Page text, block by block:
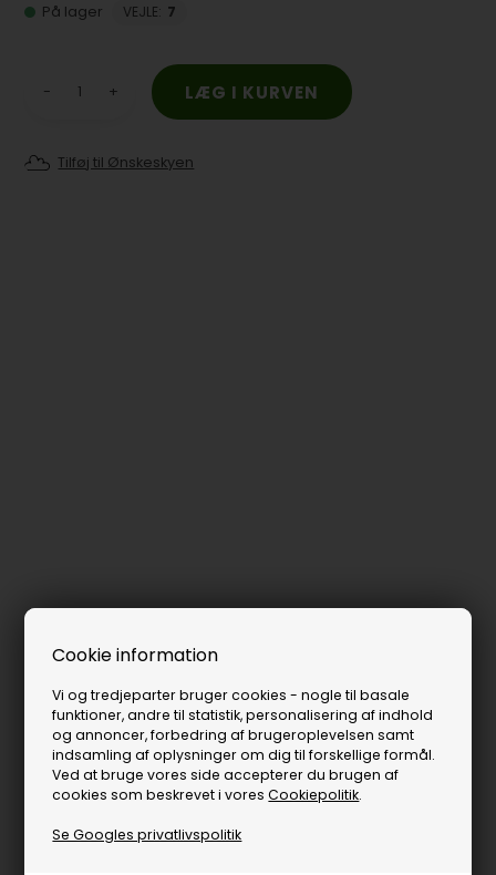
Cookie information
Vi og tredjeparter bruger cookies - nogle til basale
funktioner, andre til statistik, personalisering af indhold
og annoncer, forbedring af brugeroplevelsen samt
indsamling af oplysninger om dig til forskellige formål.
Ved at bruge vores side accepterer du brugen af
cookies som beskrevet i voresCookiepolitik.
Se Googles privatlivspolitik
På lager
VEJLE: 7
- +
Tilføj til Ønskeskyen